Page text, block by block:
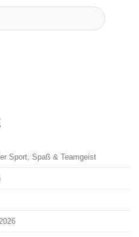
Sport, Spaß & Teamgeist